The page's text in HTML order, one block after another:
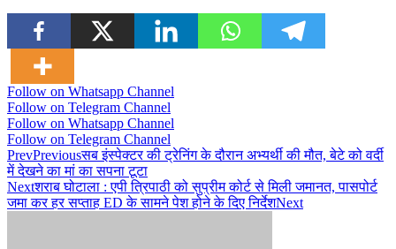
Follow on Whatsapp Channel
Follow on Telegram Channel
Follow on Whatsapp Channel
Follow on Telegram Channel
PrevPreviousसब इंस्पेक्टर की ट्रेनिंग के दौरान अभ्यर्थी की मौत, बेटे को वर्दी
में देखने का मां का सपना टूटा
Nextशराब घोटाला : एपी त्रिपाठी को सुप्रीम कोर्ट से मिली जमानत, पासपोर्ट
जमा कर हर सप्ताह ED के सामने पेश होने के दिए निर्देशNext